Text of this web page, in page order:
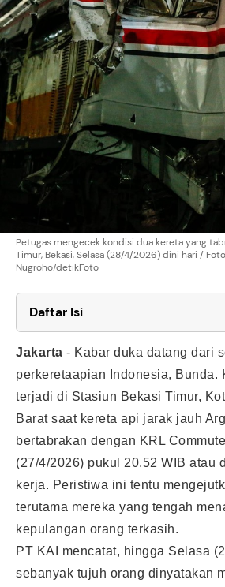
Petugas mengecek kondisi dua kereta yang
Timur, Bekasi, Selasa (28/4/2026) dini hari /
Nugroho/detikFoto
Daftar Isi
Jakarta - Kabar duka datang dari
perkeretaapian Indonesia, Bunda.
terjadi di Stasiun Bekasi Timur,
Barat saat kereta api jarak jauh
bertabrakan dengan KRL
(27/4/2026) pukul 20.52 WIB atau
kerja. Peristiwa ini tentu
terutama mereka yang tengah
kepulangan orang terkasih.
PT KAI mencatat, hingga Selasa
sebanyak tujuh orang dinyatakan